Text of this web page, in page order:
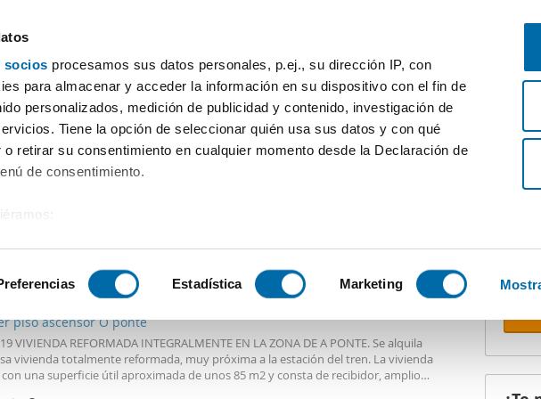
socios procesamos sus datos personales, p.ej., su dirección IP, con
para almacenar y acceder la información en su dispositivo con el fin de
personalizados, medición de publicidad y contenido, investigación de
Tiene la opción de seleccionar quién usa sus datos y con qué
retirar su consentimiento en cualquier momento desde la Declaración de
de consentimiento.
analizándolo activamente para buscar características específicas (huellas
cómo se procesan sus datos personales y establezca sus
de datos. Puede cambiar o retirar su consentimiento en cualquier momento
Estadística Marketing
Habitaciones Más filtros - 2
De La Sainza Ourense
2 3 Hab 1 Baño
piso ascensor O ponte
VIVIENDA REFORMADA INTEGRALMENTE EN LA ZONA DE A PONTE. Se alquila
vivienda totalmente reformada, muy próxima a la estación del tren. La vivienda
una superficie útil aproximada de unos 85 m2 y consta de recibidor, amplio
No